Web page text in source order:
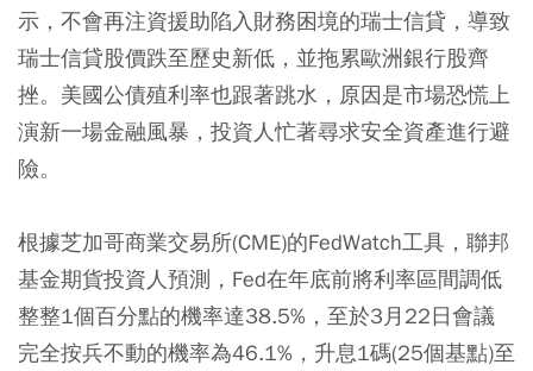
示，不會再注資援助陷入財務困境的瑞士信貸，導致
瑞士信貸股價跌至歷史新低，並拖累歐洲銀行股齊
挫。美國公債殖利率也跟著跳水，原因是市場恐慌上
演新一場金融風暴，投資人忙著尋求安全資產進行避
險。
根據芝加哥商業交易所(CME)的FedWatch工具，聯邦
基金期貨投資人預測，Fed在年底前將利率區間調低
整整1個百分點的機率達38.5%，至於3月22日會議
完全按兵不動的機率為46.1%，升息1碼(25個基點)至